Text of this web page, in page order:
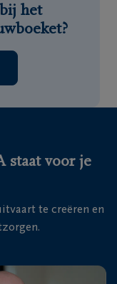
het
staat voor je
te creëren en